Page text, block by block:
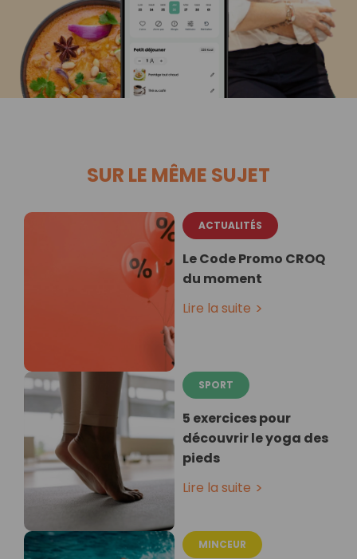
SUR LE MÊME SUJET
ACTUALITÉS
Le Code Promo CROQ
du moment
Lire la suite
SPORT
5 exercices pour
découvrir le yoga des
pieds
Lire la suite
MINCEUR